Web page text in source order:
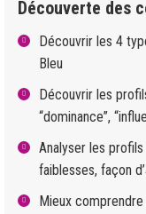
Découverte des
Découvrir les 4
Bleu
Découvrir les
“dominance”,
Analyser les
faiblesses, façon
Mieux